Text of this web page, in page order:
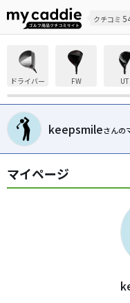
クチコミ
ドライバー FW UT
keepsmileさんの
マイページ